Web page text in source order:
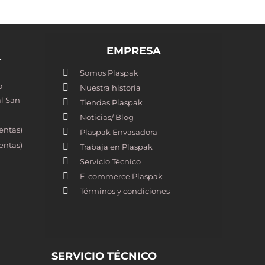
San
EMPRESA
Somos Plaspak
Nuestra historia
Tiendas Plaspak
Noticias/ Blog
Plaspak Envasadora
Trabaja en Plaspak
Servicio Técnico
E-commerce Plaspak
Términos y condiciones
SERVICIO TÉCNICO